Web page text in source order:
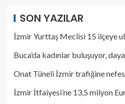
SON YAZILAR
İzmir Yurttaş Meclisi 15 ilçeye
Buca’da kadınlar buluşuyor,
Onat Tüneli İzmir trafiğine
İzmir İtfaiyesi’ne 13,5 milyon